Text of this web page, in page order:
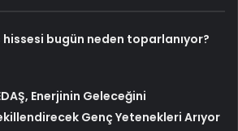
bugün neden toparlanıyor?
Enerjinin Geleceğini
Genç Yetenekleri Arıyor